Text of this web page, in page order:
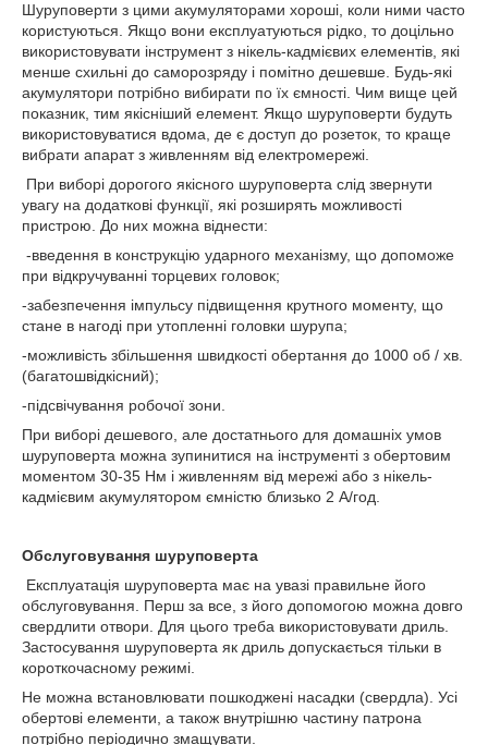
Шуруповерти з цими акумуляторами хороші, коли ними часто
користуються. Якщо вони експлуатуються рідко, то доцільно
використовувати інструмент з нікель-кадмієвих елементів, які
менше схильні до саморозряду і помітно дешевше. Будь-які
акумулятори потрібно вибирати по їх ємності. Чим вище цей
показник, тим якісніший елемент. Якщо шуруповерти будуть
використовуватися вдома, де є доступ до розеток, то краще
вибрати апарат з живленням від електромережі.
При виборі дорогого якісного шуруповерта слід звернути
увагу на додаткові функції, які розширять можливості
пристрою. До них можна віднести:
-введення в конструкцію ударного механізму, що допоможе
при відкручуванні торцевих головок;
-забезпечення імпульсу підвищення крутного моменту, що
стане в нагоді при утопленні головки шурупа;
-можливість збільшення швидкості обертання до 1000 об / хв.
(багатошвідкісний);
-підсвічування робочої зони.
При виборі дешевого, але достатнього для домашніх умов
шуруповерта можна зупинитися на інструменті з обертовим
моментом 30-35 Нм і живленням від мережі або з нікель-
кадмієвим акумулятором ємністю близько 2 А/год.
Обслуговування шуруповерта
Експлуатація шуруповерта має на увазі правильне його
обслуговування. Перш за все, з його допомогою можна довго
свердлити отвори. Для цього треба використовувати дриль.
Застосування шуруповерта як дриль допускається тільки в
короткочасному режимі.
Не можна встановлювати пошкоджені насадки (свердла). Усі
обертові елементи, а також внутрішню частину патрона
потрібно періодично змащувати.